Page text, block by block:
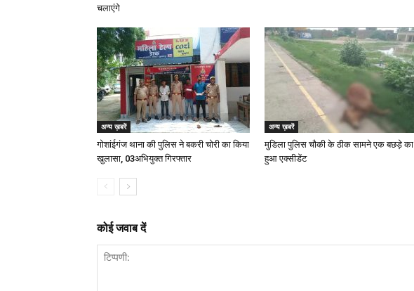
चलाएंगे
अन्य ख़बरें
गोशांईगंज थाना की पुलिस ने बकरी चोरी का किया
खुलासा, 03अभियुक्त गिरफ्तार
अन्य ख़बरें
मुडिला पुलिस चौकी के ठीक सामने एक बछड़े का
हुआ एक्सीडेंट
कोई जवाब दें